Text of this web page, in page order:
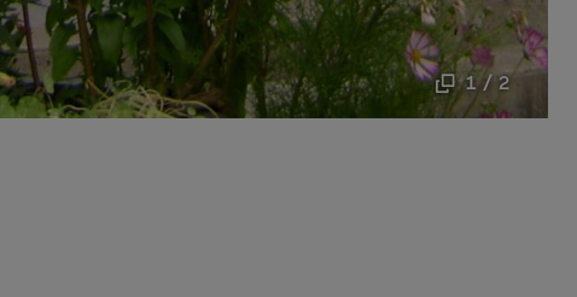
1 / 2